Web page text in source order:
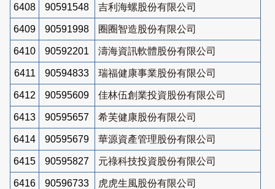
6408 90591548 吉利海螺股份有限公司
6409 90591998 圈圈智造股份有限公司
6410 90592201 濤海資訊軟體股份有限公司
6411 90594833 瑞福健康事業股份有限公司
6412 90595609 佳林伍創業投資股份有限公司
6413 90595657 希芙健康股份有限公司
6414 90595679 華源資產管理股份有限公司
6415 90595827 元祿科技投資股份有限公司
6416 90596733 虎虎生風股份有限公司